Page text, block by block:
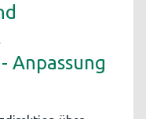
Anpassung